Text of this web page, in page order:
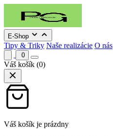
E-Shop
Tipy & Triky Naše realizácie O nás
0
Váš košík (0)
Váš košík je prázdny